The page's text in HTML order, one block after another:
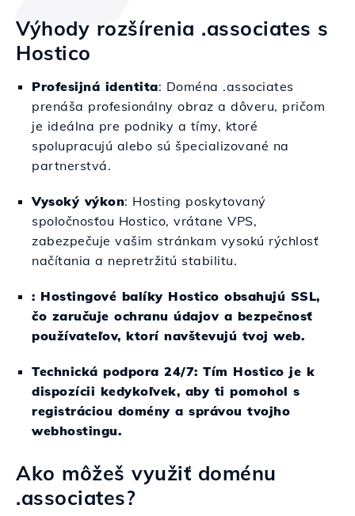
Výhody rozšírenia .associates s
Hostico
Profesijná identita: Doména .associates
prenáša profesionálny obraz a dôveru, pričom
je ideálna pre podniky a tímy, ktoré
spolupracujú alebo sú špecializované na
partnerstvá.
Vysoký výkon: Hosting poskytovaný
spoločnosťou Hostico, vrátane VPS,
zabezpečuje vašim stránkam vysokú rýchlosť
načítania a nepretržitú stabilitu.
: Hostingové balíky Hostico obsahujú SSL,
čo zaručuje ochranu údajov a bezpečnosť
používateľov, ktorí navštevujú tvoj web.
Technická podpora 24/7: Tím Hostico je k
dispozícii kedykoľvek, aby ti pomohol s
registráciou domény a správou tvojho
webhostingu.
Ako môžeš využiť doménu
.associates?